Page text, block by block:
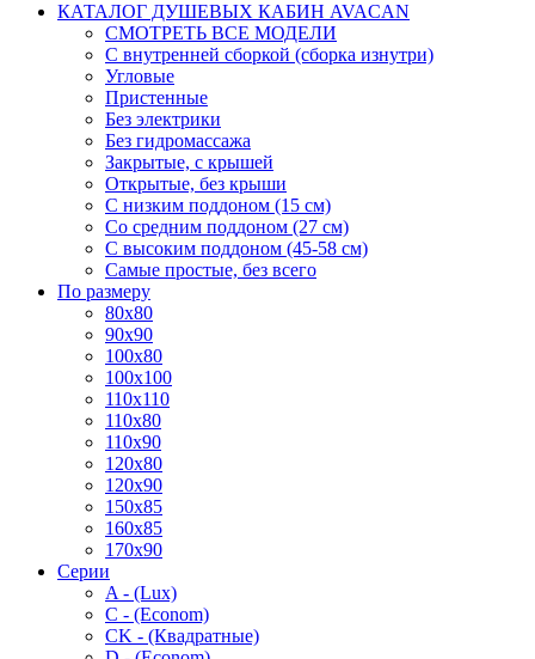
КАТАЛОГ ДУШЕВЫХ КАБИН AVACAN
СМОТРЕТЬ ВСЕ МОДЕЛИ
С внутренней сборкой (сборка изнутри)
Угловые
Пристенные
Без электрики
Без гидромассажа
Закрытые, с крышей
Открытые, без крыши
С низким поддоном (15 см)
Со средним поддоном (27 см)
С высоким поддоном (45-58 см)
Самые простые, без всего
По размеру
80x80
90x90
100x80
100x100
110x110
110x80
110x90
120x80
120x90
150x85
160x85
170x90
Серии
A - (Lux)
C - (Econom)
CK - (Квадратные)